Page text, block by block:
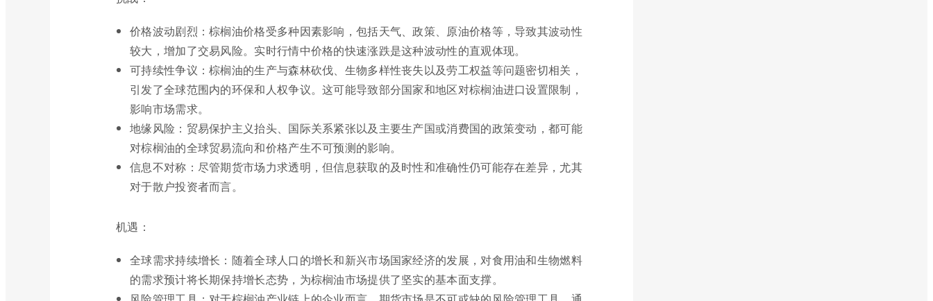
价格波动剧烈：棕榈油价格受多种因素影响，包括天气、政策、原油价格等，导致其波动性
较大，增加了交易风险。实时行情中价格的快速涨跌是这种波动性的直观体现。
可持续性争议：棕榈油的生产与森林砍伐、生物多样性丧失以及劳工权益等问题密切相关，
引发了全球范围内的环保和人权争议。这可能导致部分国家和地区对棕榈油进口设置限制，
影响市场需求。
地缘风险：贸易保护主义抬头、国际关系紧张以及主要生产国或消费国的政策变动，都可能
对棕榈油的全球贸易流向和价格产生不可预测的影响。
信息不对称：尽管期货市场力求透明，但信息获取的及时性和准确性仍可能存在差异，尤其
对于散户投资者而言。
机遇：
全球需求持续增长：随着全球人口的增长和新兴市场国家经济的发展，对食用油和生物燃料
的需求预计将长期保持增长态势，为棕榈油市场提供了坚实的基本面支撑。